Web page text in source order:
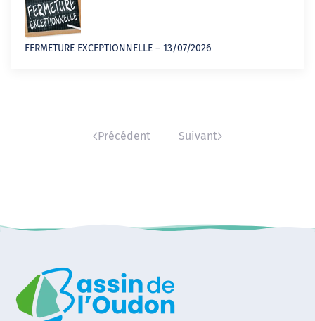
FERMETURE EXCEPTIONNELLE – 13/07/2026
Précédent Suivant